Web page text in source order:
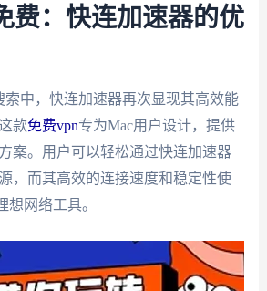
费：快连加速器的优
索中，快连加速器再次显现其高效能
款免费vpn专为Mac用户设计，提供
案。用户可以轻松通过快连加速器
，而其高效的连接速度和稳定性使
想网络工具。